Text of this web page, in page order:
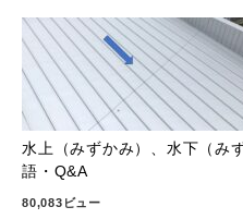
水上（みずかみ）、水下（み
語・Q&A
80,083ビュー